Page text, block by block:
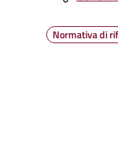
Normativa di